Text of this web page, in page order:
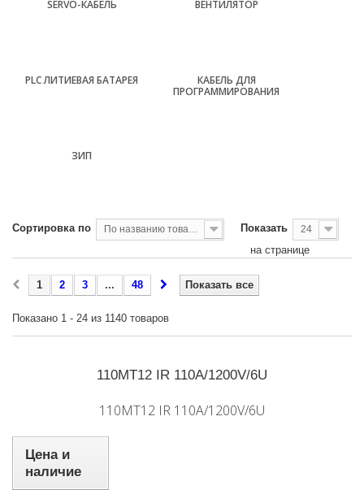
SERVO-КАБЕЛЬ ВЕНТИЛЯТОР
PLC ЛИТИЕВАЯ БАТАРЕЯ
КАБЕЛЬ ДЛЯ
ПРОГРАММИРОВАНИЯ
ЗИП
Сортировка по По названию товара, от А до Я Показать 24
на странице
Показать все
1 2 3 ... 48
Показано 1 - 24 из 1140 товаров
110MT12 IR 110A/1200V/6U
110MT12 IR 110A/1200V/6U
Цена и
наличие